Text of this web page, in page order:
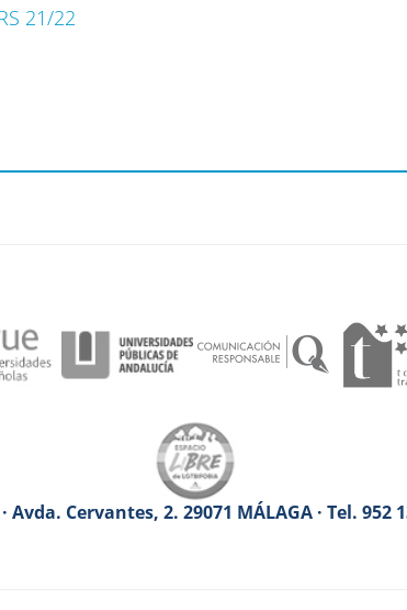
21/22
Cervantes, 2. 29071 MÁLAGA · Tel. 952